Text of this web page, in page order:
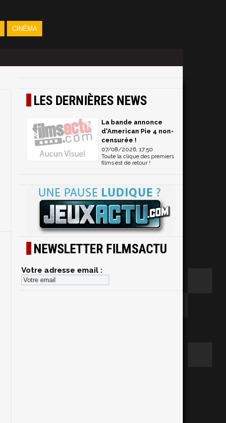
CINÉMA
LES DERNIÈRES NEWS
La bande annonce
d'American Pie 4 non-
censurée !
07/08/2026, 17:50
Toute la clique des premiers
films est de retour !
NEWSLETTER FILMSACTU
Votre adresse email :